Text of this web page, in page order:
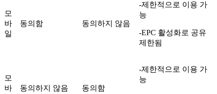
모
바
일
동의함 동의하지 않음
-제한적으로 이용 가
능
-EPC 활성화로 공유
제한됨
모
바
동의하지 않음 동의함
-제한적으로 이용 가
능